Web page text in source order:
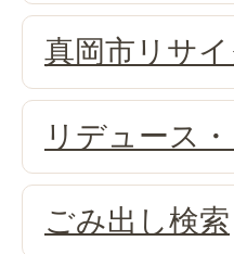
真岡市リサ
リデュース
ごみ出し検索